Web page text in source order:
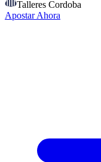
Talleres Cordoba
Apostar Ahora